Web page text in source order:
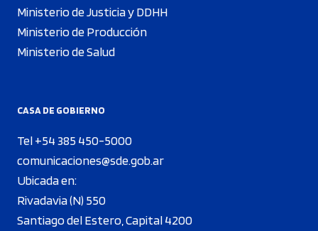
Ministerio de Justicia y DDHH
Ministerio de Producción
Ministerio de Salud
CASA DE GOBIERNO
Tel +54 385 450-5000
comunicaciones@sde.gob.ar
Ubicada en:
Rivadavia (N) 550
Santiago del Estero, Capital 4200